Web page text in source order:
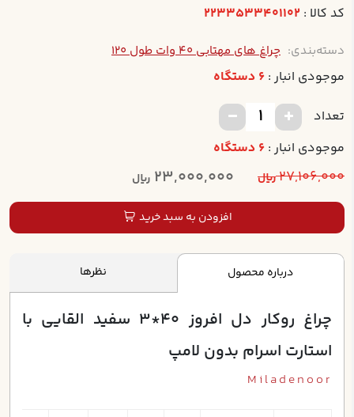
کد کالا : 2233533401102
دسته‌بندی: چراغ های مهتابی 40 وات طول 120
موجودی انبار : 6 دستگاه
تعداد
موجودی انبار : 6 دستگاه
27,106,000ریال 23,000,000 ریال
افزودن به سبد خرید
درباره محصول نظرها
چراغ روکار دل افروز 40*3 سفيد القايي با
استارت اسرام بدون لامپ
Miladenoor